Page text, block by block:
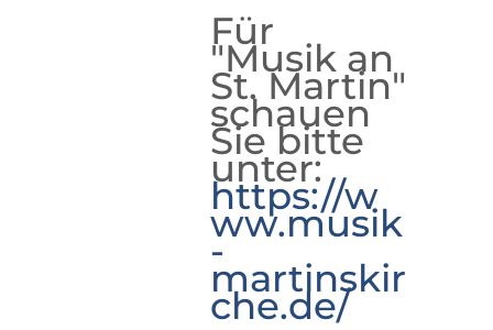
Für
"Musik an
St. Martin"
schauen
Sie bitte
unter:
https://w
ww.musik
-
martinskir
che.de/